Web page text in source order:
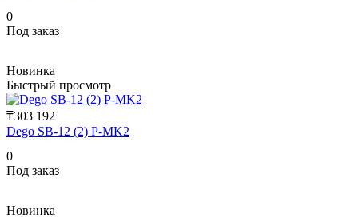
0
Под заказ
Новинка
Быстрый просмотр
₸303 192
Dego SB-12 (2) P-MK2
0
Под заказ
Новинка